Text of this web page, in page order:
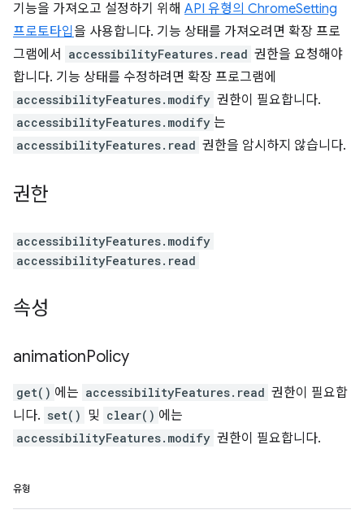
기능을 가져오고 설정하기 위해 API 유형의 ChromeSetting
프로토타입 을 사용합니다. 기능 상태를 가져오려면 확장 프로
그램에서
accessibilityFeatures.read 권한을 요청해야
합니다. 기능 상태를 수정하려면 확장 프로그램에
accessibilityFeatures.modify 권한이 필요합니다.
accessibilityFeatures.modify 는
accessibilityFeatures.read 권한을 암시하지 않습니다.
권한
accessibilityFeatures.modify
accessibilityFeatures.read
속성
animationPolicy
get() 에는 accessibilityFeatures.read 권한이 필요합
니다. set() 및 clear() 에는
accessibilityFeatures.modify 권한이 필요합니다.
유형